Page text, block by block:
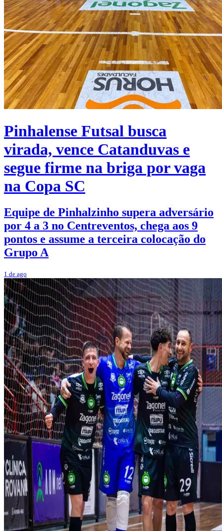
Pinhalense Futsal busca
virada, vence Catanduvas e
segue firme na briga por vaga
na Copa SC
Equipe de Pinhalzinho supera adversário
por 4 a 3 no Centreventos, chega aos 9
pontos e assume a terceira colocação do
Grupo A
1 de ago